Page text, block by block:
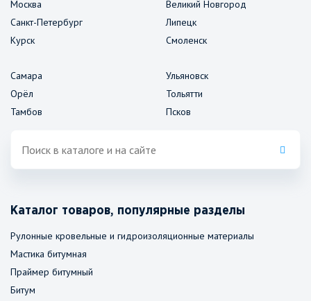
Москва
Санкт-Петербург
Курск
Великий Новгород
Липецк
Смоленск
Самара
Орёл
Тамбов
Ульяновск
Тольятти
Псков
Каталог товаров, популярные разделы
Рулонные кровельные и гидроизоляционные материалы
Мастика битумная
Праймер битумный
Битум